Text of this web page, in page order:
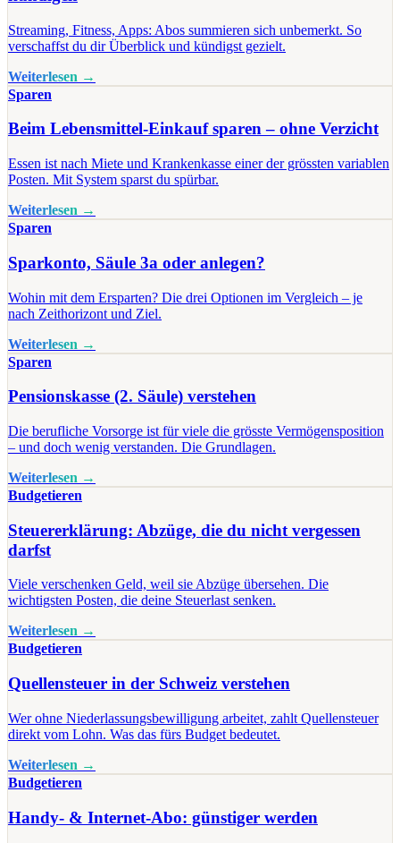
Streaming, Fitness, Apps: Abos summieren sich unbemerkt. So
verschaffst du dir Überblick und kündigst gezielt.
Weiterlesen →
Sparen
Beim Lebensmittel-Einkauf sparen – ohne Verzicht
Essen ist nach Miete und Krankenkasse einer der grössten variablen
Posten. Mit System sparst du spürbar.
Weiterlesen →
Sparen
Sparkonto, Säule 3a oder anlegen?
Wohin mit dem Ersparten? Die drei Optionen im Vergleich – je
nach Zeithorizont und Ziel.
Weiterlesen →
Sparen
Pensionskasse (2. Säule) verstehen
Die berufliche Vorsorge ist für viele die grösste Vermögensposition
– und doch wenig verstanden. Die Grundlagen.
Weiterlesen →
Budgetieren
Steuererklärung: Abzüge, die du nicht vergessen
darfst
Viele verschenken Geld, weil sie Abzüge übersehen. Die
wichtigsten Posten, die deine Steuerlast senken.
Weiterlesen →
Budgetieren
Quellensteuer in der Schweiz verstehen
Wer ohne Niederlassungsbewilligung arbeitet, zahlt Quellensteuer
direkt vom Lohn. Was das fürs Budget bedeutet.
Weiterlesen →
Budgetieren
Handy- & Internet-Abo: günstiger werden